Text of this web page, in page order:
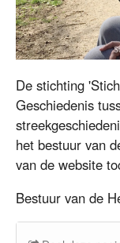
De stichting
Geschiedenis
het bestuur van
van de website
Bestuur van de